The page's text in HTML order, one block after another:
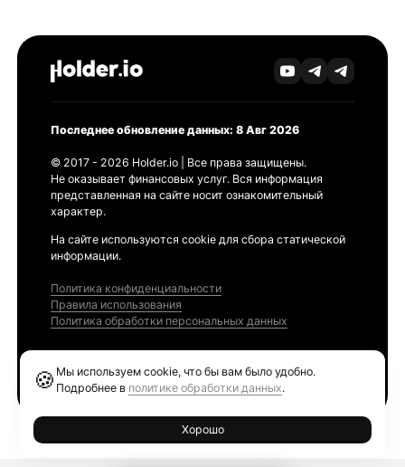
Последнее обновление данных: 8 Авг 2026
© 2017 - 2026 Holder.io | Все права защищены.
Не оказывает финансовых услуг. Вся информация
представленная на сайте носит ознакомительный
характер.
На сайте используются cookie для сбора статической
информации.
Политика конфиденциальности
Правила использования
Политика обработки персональных данных
🍪 Мы используем cookie, что бы вам было удобно.
Подробнее в политике обработки данных.
Хорошо
Ethereum GAS Tracker